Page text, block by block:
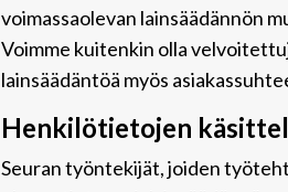
voimassaolevan lainsäädännön
Voimme kuitenkin olla
lainsäädäntöä myös
Henkilötietojen
Seuran työntekijät, joiden